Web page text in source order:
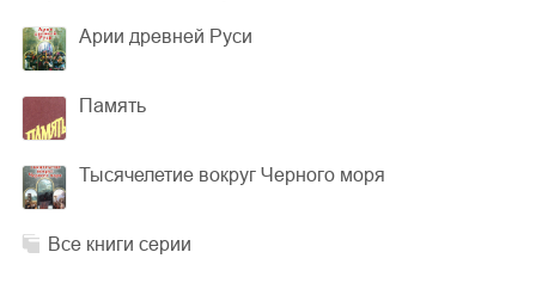
Арии древней Руси
Память
Тысячелетие вокруг Черного моря
Все книги серии